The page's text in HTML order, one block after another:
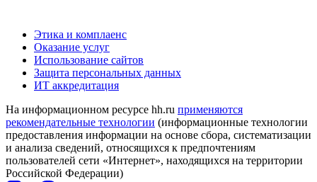
Этика и комплаенс
Оказание услуг
Использование сайтов
Защита персональных данных
ИТ аккредитация
На информационном ресурсе hh.ru применяются
рекомендательные технологии (информационные технологии
предоставления информации на основе сбора, систематизации
и анализа сведений, относящихся к предпочтениям
пользователей сети «Интернет», находящихся на территории
Российской Федерации)